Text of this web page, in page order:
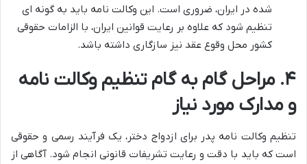
شده در ایران، ضروری است. این وکالت نامه باید به گونه ای
تنظیم شود که علاوه بر رعایت قوانین ایران، با الزامات حقوقی
کشور محل وقوع عقد نیز سازگاری داشته باشد.
۴. مراحل گام به گام تنظیم وکالت نامه
و مدارک مورد نیاز
تنظیم وکالت نامه پدر برای ازدواج دختر، یک فرآیند رسمی و حقوقی
است که باید با دقت و رعایت تشریفات قانونی انجام شود. آگاهی از